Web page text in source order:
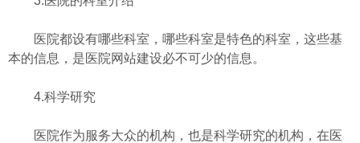
医院都设有哪些科室，哪些科室是特色的科室，这些基
本的信息，是医院网站建设必不可少的信息。
4.科学研究
医院作为服务大众的机构，也是科学研究的机构，在医